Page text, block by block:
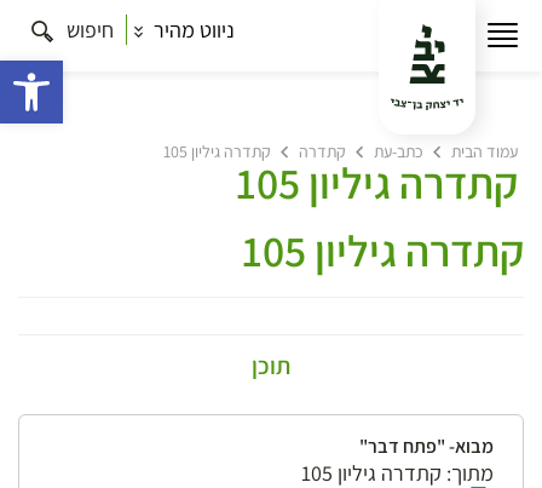
ניווט מהיר חיפוש
עמוד הבית כתב-עת קתדרה קתדרה גיליון 105
קתדרה גיליון 105
קתדרה גיליון 105
תוכן
מבוא- "פתח דבר"
מתוך: קתדרה גיליון 105